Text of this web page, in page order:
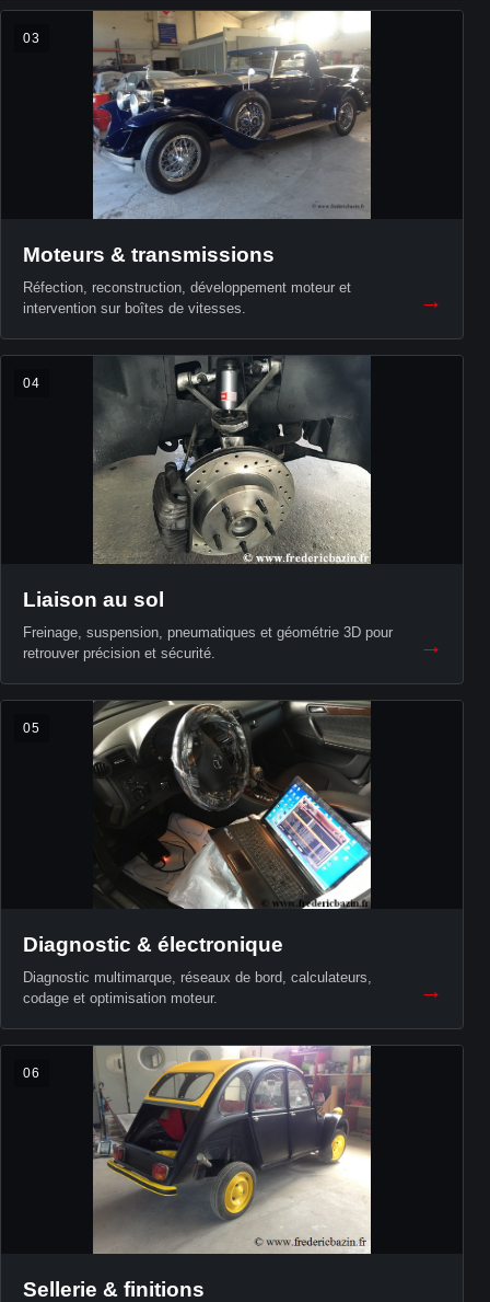
03
Moteurs & transmissions
Réfection, reconstruction, développement moteur et
intervention sur boîtes de vitesses.
→
04
Liaison au sol
Freinage, suspension, pneumatiques et géométrie 3D pour
retrouver précision et sécurité.
→
05
Diagnostic & électronique
Diagnostic multimarque, réseaux de bord, calculateurs,
codage et optimisation moteur.
→
06
Sellerie & finitions